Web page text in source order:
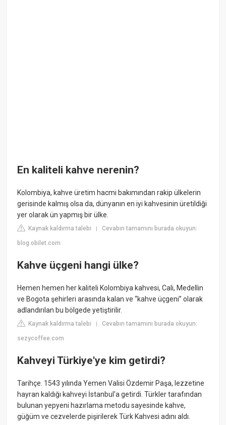
En kaliteli kahve nerenin?
Kolombiya, kahve üretim hacmi bakımından rakip ülkelerin
gerisinde kalmış olsa da, dünyanın en iyi kahvesinin üretildiği
yer olarak ün yapmış bir ülke.
Kaynak kaldırma talebi |Cevabın tamamını burada okuyun:
blog.obilet.com
Kahve üçgeni hangi ülke?
Hemen hemen her kaliteli Kolombiya kahvesi, Cali, Medellin
ve Bogota şehirleri arasında kalan ve “kahve üçgeni” olarak
adlandırılan bu bölgede yetiştirilir.
Kaynak kaldırma talebi |Cevabın tamamını burada okuyun:
sezycoffee.com
Kahveyi Türkiye'ye kim getirdi?
Tarihçe. 1543 yılında Yemen Valisi Özdemir Paşa, lezzetine
hayran kaldığı kahveyi İstanbul'a getirdi. Türkler tarafından
bulunan yepyeni hazırlama metodu sayesinde kahve,
güğüm ve cezvelerde pişirilerek Türk Kahvesi adını aldı.